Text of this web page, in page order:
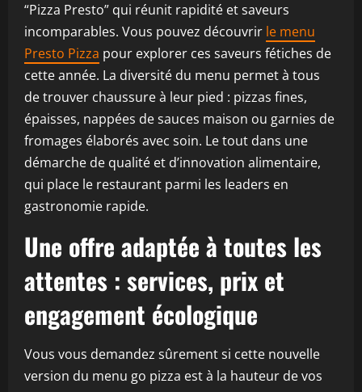
“Pizza Presto” qui réunit rapidité et saveurs
incomparables. Vous pouvez découvrir le menu
Presto Pizza pour explorer ces saveurs fétiches de
cette année. La diversité du menu permet à tous
de trouver chaussure à leur pied : pizzas fines,
épaisses, nappées de sauces maison ou garnies de
fromages élaborés avec soin. Le tout dans une
démarche de qualité et d’innovation alimentaire,
qui place le restaurant parmi les leaders en
gastronomie rapide.
Une offre adaptée à toutes les
attentes : services, prix et
engagement écologique
Vous vous demandez sûrement si cette nouvelle
version du menu go pizza est à la hauteur de vos